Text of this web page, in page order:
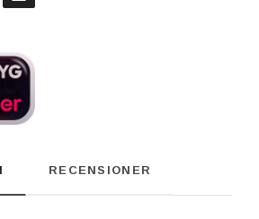
RECENSIONER